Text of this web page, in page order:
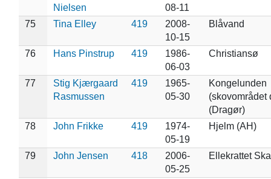
Nielsen
08-11
75 Tina Elley 419
2008-
10-15
Blåvand
76 Hans Pinstrup 419
1986-
06-03
Christiansø
77
Stig Kjærgaard
Rasmussen
419
1965-
05-30
Kongelunden
(skovområdet
(Dragør)
78
John Frikke 419
1974-
05-19
Hjelm (AH)
79 John Jensen 418
2006-
05-25
Ellekrattet